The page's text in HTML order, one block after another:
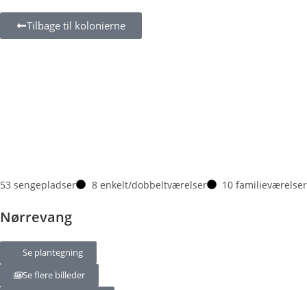
Tilbage til kolonierne
53 sengepladser 8 enkelt/dobbeltværelser 10 familieværelser
Nørrevang
Se plantegning
Se flere billeder